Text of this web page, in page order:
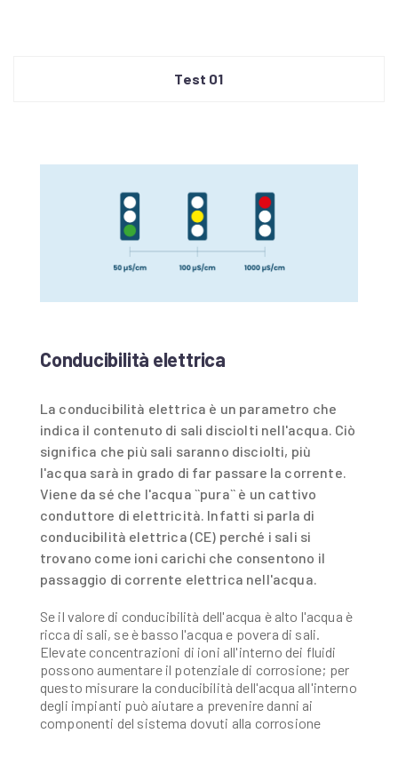
Test 01
Conducibilità elettrica
La conducibilità elettrica è un parametro che
indica il contenuto di sali disciolti nell'acqua. Ciò
significa che più sali saranno disciolti, più
l'acqua sarà in grado di far passare la corrente.
Viene da sé che l'acqua ``pura`` è un cattivo
conduttore di elettricità. Infatti si parla di
conducibilità elettrica (CE) perché i sali si
trovano come ioni carichi che consentono il
passaggio di corrente elettrica nell'acqua.
Se il valore di conducibilità dell'acqua è alto l'acqua è
ricca di sali, se è basso l'acqua e povera di sali.
Elevate concentrazioni di ioni all'interno dei fluidi
possono aumentare il potenziale di corrosione; per
questo misurare la conducibilità dell'acqua all'interno
degli impianti può aiutare a prevenire danni ai
componenti del sistema dovuti alla corrosione